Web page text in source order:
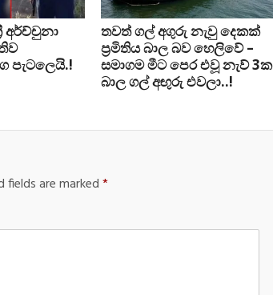
අර්ච්චුනා
පැටලෙයි.!
තවත් ගල් අගුරු නැවු දෙකක්
ප‍්‍රමිතිය බාල බව හෙලිවේ –
සමාගම මීට පෙර එවූ නැව් 3ක
බාල ගල් අඟුරු එවලා..!
fields are marked*